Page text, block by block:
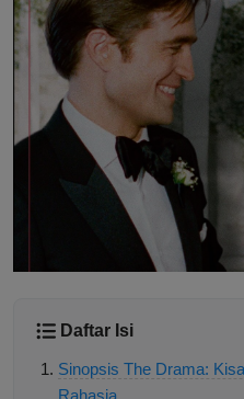
Daftar Isi
Sinopsis The Drama:
Rahasia